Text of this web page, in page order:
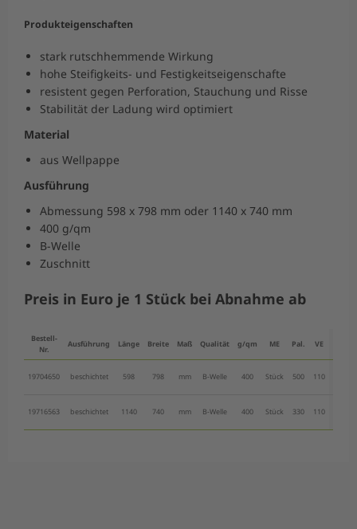
Produkteigenschaften
stark rutschhemmende Wirkung
hohe Steifigkeits- und Festigkeitseigenschafte
resistent gegen Perforation, Stauchung und Risse
Stabilität der Ladung wird optimiert
Material
aus Wellpappe
Ausführung
Abmessung 598 x 798 mm oder 1140 x 740 mm
400 g/qm
B-Welle
Zuschnitt
Preis in Euro je 1 Stück bei Abnahme ab
Bestell-
Nr.
Ausführung Länge Breite Maß Qualität g/qm ME Pal. VE
19704650 beschichtet 598 798 mm B-Welle 400 Stück 500 110
19716563 beschichtet 1140 740 mm B-Welle 400 Stück 330 110